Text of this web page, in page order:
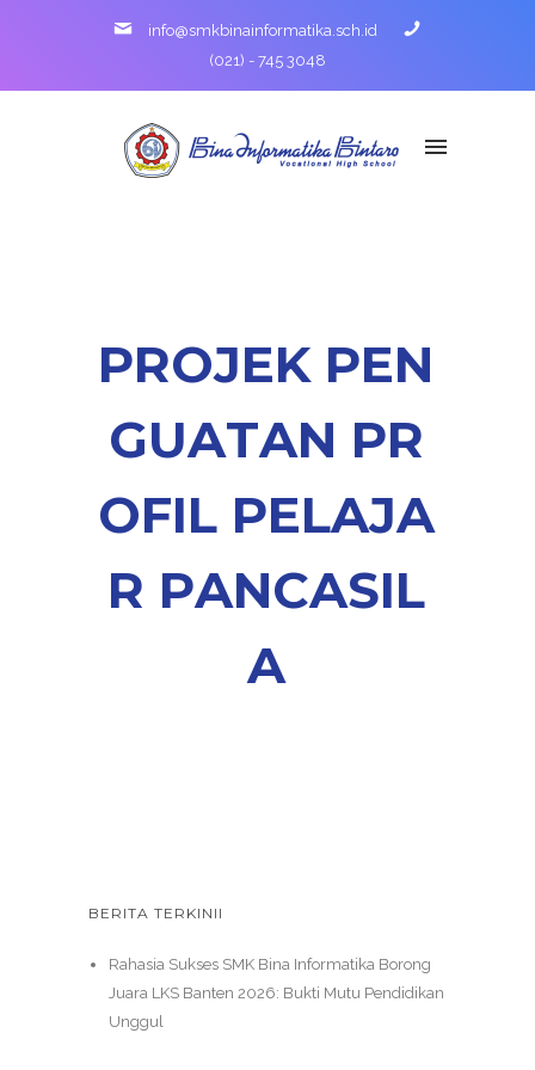
info@smkbinainformatika.sch.id
(021) - 745 3048
PROJEK PEN
GUATAN PR
OFIL PELAJA
R PANCASIL
A
BERITA TERKINII
Rahasia Sukses SMK Bina Informatika Borong
Juara LKS Banten 2026: Bukti Mutu Pendidikan
Unggul